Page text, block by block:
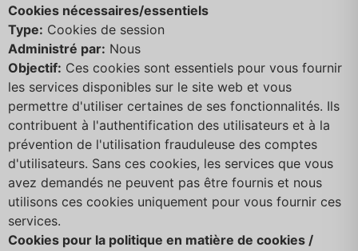
Cookies nécessaires/essentiels
Type: Cookies de session
Administré par: Nous
Objectif: Ces cookies sont essentiels pour vous fournir
les services disponibles sur le site web et vous
permettre d'utiliser certaines de ses fonctionnalités. Ils
contribuent à l'authentification des utilisateurs et à la
prévention de l'utilisation frauduleuse des comptes
d'utilisateurs. Sans ces cookies, les services que vous
avez demandés ne peuvent pas être fournis et nous
utilisons ces cookies uniquement pour vous fournir ces
services.
Cookies pour la politique en matière de cookies /